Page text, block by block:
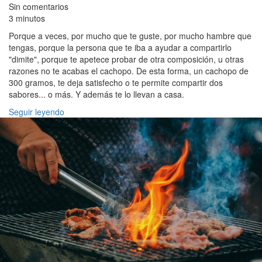
Sin comentarios
3 minutos
Porque a veces, por mucho que te guste, por mucho hambre que
tengas, porque la persona que te iba a ayudar a compartirlo
"dimite", porque te apetece probar de otra composición, u otras
razones no te acabas el cachopo. De esta forma, un cachopo de
300 gramos, te deja satisfecho o te permite compartir dos
sabores... o más. Y además te lo llevan a casa.
Seguir leyendo